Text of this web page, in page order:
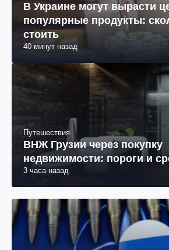
В Украине могут вырасти
популярные продукты:
стоить
40 минут назад
Путешествия
ВНЖ Грузии через покупку
недвижимости: пороги и
3 часа назад